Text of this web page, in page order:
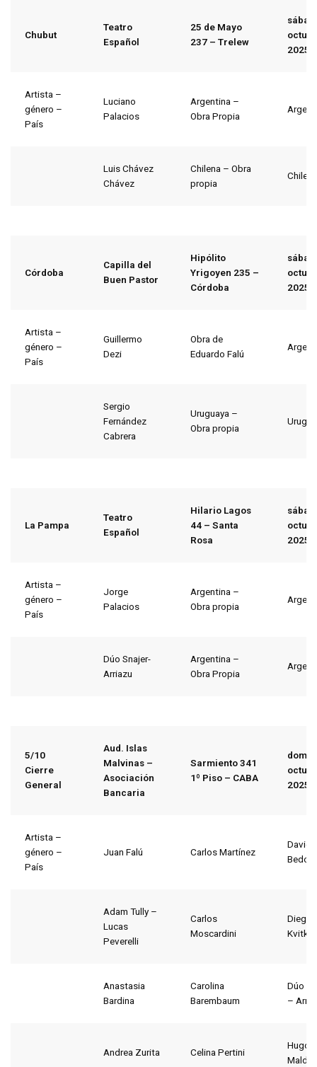
Chubut
Teatro
Español
25 de Mayo
237 – Trelew
2025
Artista –
género –
País
Luciano
Palacios
Argentina –
Obra Propia
Luis Chávez
Chávez
Chilena – Obra
propia
Chile
Córdoba
Capilla del
Buen Pastor
Hipólito
Yrigoyen 235 –
Córdoba
2025
Artista –
género –
País
Guillermo
Dezi
Obra de
Eduardo Falú
Sergio
Fernández
Cabrera
Uruguaya –
Obra propia
La Pampa
Teatro
Español
Hilario Lagos
44 – Santa
Rosa
2025
Artista –
género –
País
Jorge
Palacios
Argentina –
Obra propia
Dúo Snajer-
Arriazu
Argentina –
Obra Propia
5/10
Cierre
General
Aud. Islas
Malvinas –
Asociación
Bancaria
Sarmiento 341
1º Piso – CABA
2025
Artista –
género –
País
Juan Falú Carlos Martínez
David
Adam Tully –
Lucas
Peverelli
Carlos
Moscardini
Diego
Kvitko
Anastasia
Bardina
Carolina
Barembaum
Dúo
–
Andrea Zurita Celina Pertini
Hugo